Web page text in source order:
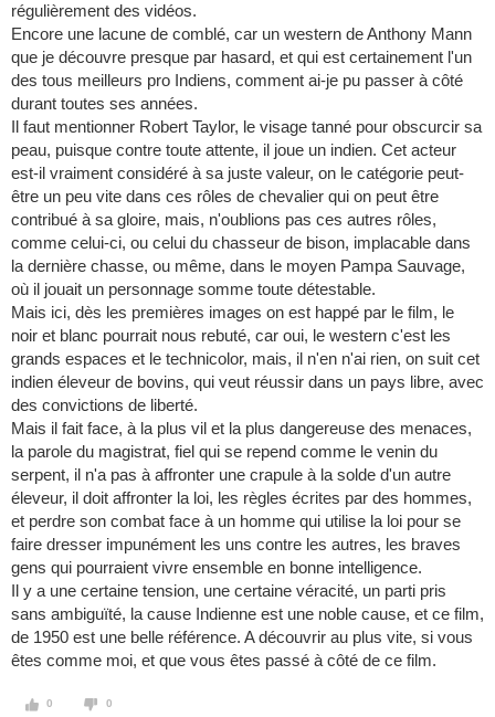
régulièrement des vidéos.
Encore une lacune de comblé, car un western de Anthony Mann
que je découvre presque par hasard, et qui est certainement l'un
des tous meilleurs pro Indiens, comment ai-je pu passer à côté
durant toutes ses années.
Il faut mentionner Robert Taylor, le visage tanné pour obscurcir sa
peau, puisque contre toute attente, il joue un indien. Cet acteur
est-il vraiment considéré à sa juste valeur, on le catégorie peut-
être un peu vite dans ces rôles de chevalier qui on peut être
contribué à sa gloire, mais, n'oublions pas ces autres rôles,
comme celui-ci, ou celui du chasseur de bison, implacable dans
la dernière chasse, ou même, dans le moyen Pampa Sauvage,
où il jouait un personnage somme toute détestable.
Mais ici, dès les premières images on est happé par le film, le
noir et blanc pourrait nous rebuté, car oui, le western c'est les
grands espaces et le technicolor, mais, il n'en n'ai rien, on suit cet
indien éleveur de bovins, qui veut réussir dans un pays libre, avec
des convictions de liberté.
Mais il fait face, à la plus vil et la plus dangereuse des menaces,
la parole du magistrat, fiel qui se repend comme le venin du
serpent, il n'a pas à affronter une crapule à la solde d'un autre
éleveur, il doit affronter la loi, les règles écrites par des hommes,
et perdre son combat face à un homme qui utilise la loi pour se
faire dresser impunément les uns contre les autres, les braves
gens qui pourraient vivre ensemble en bonne intelligence.
Il y a une certaine tension, une certaine véracité, un parti pris
sans ambiguïté, la cause Indienne est une noble cause, et ce film,
de 1950 est une belle référence. A découvrir au plus vite, si vous
êtes comme moi, et que vous êtes passé à côté de ce film.
0 0